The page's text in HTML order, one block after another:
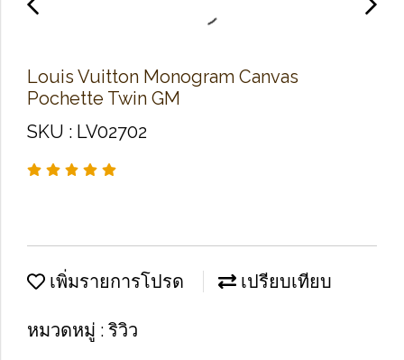
Louis Vuitton Monogram Canvas
Pochette Twin GM
SKU : LV02702
เพิ่มรายการโปรด เปรียบเทียบ
หมวดหมู่ : ริวิว